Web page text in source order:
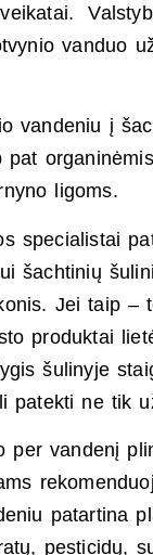
vanduo
vandeniu į
pat
ligoms.
specialistai
šachtinių
Jei taip –
produktai
šulinyje
patekti ne tik
per vandenį
patartina
pesticidų,